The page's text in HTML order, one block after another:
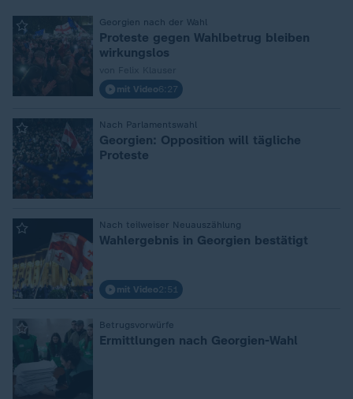
Georgien nach der Wahl
Proteste gegen Wahlbetrug bleiben
wirkungslos
mit Video6:27
Nach Parlamentswahl
Georgien: Opposition will tägliche
Proteste
Nach teilweiser Neuauszählung
Wahlergebnis in Georgien bestätigt
mit Video2:51
Betrugsvorwürfe
Ermittlungen nach Georgien-Wahl